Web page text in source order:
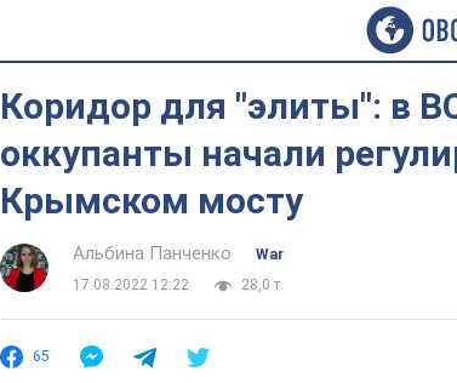
Коридор для "элиты": в
оккупанты начали
Крымском мосту
Альбина Панченко
War
17.08.2022 12:22
28,0 т.
65